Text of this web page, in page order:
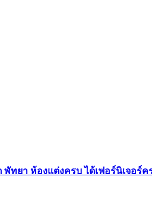
ทยา ห้องแต่งครบ ได้เฟอร์นิเจอร์คร